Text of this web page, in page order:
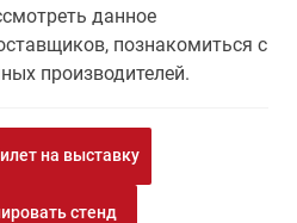
данное
познакомиться с
производителей.
на выставку
стенд